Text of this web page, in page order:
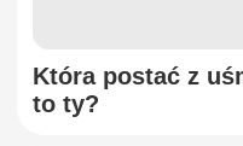
Która postać z
to ty?